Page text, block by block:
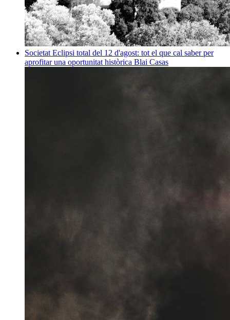
Societat Eclipsi total del 12 d'agost: tot el que cal saber per
aprofitar una oportunitat històrica Blai Casas